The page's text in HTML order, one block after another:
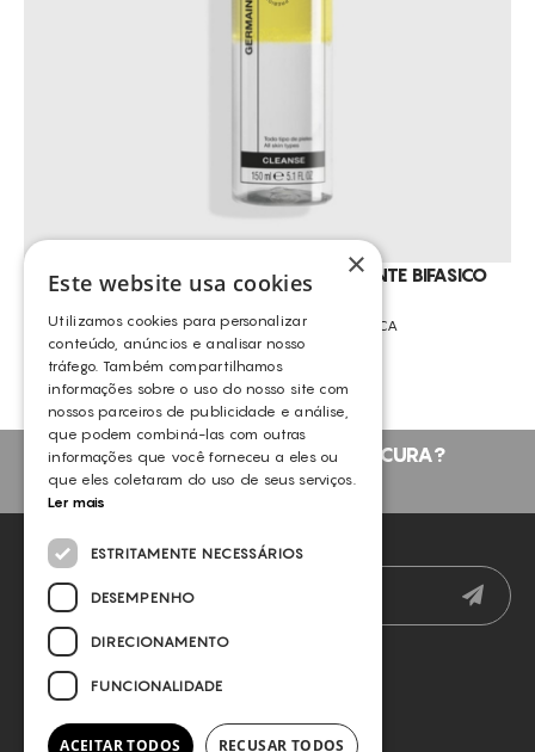
GDC – EXP CLEASING DESMAQUILHANTE BIFASICO
GERMAINE DE CAPUCCINI | COSMÉTICA
VER MAIS PRODUTOS
NÃO ENCONTROU O QUE PROCURA?
FALE CONNOSCO
NEWSLETTER
×
Este website usa cookies
Utilizamos cookies para personalizar
conteúdo, anúncios e analisar nosso
tráfego. Também compartilhamos
informações sobre o uso do nosso site com
nossos parceiros de publicidade e análise,
que podem combiná-las com outras
informações que você forneceu a eles ou
que eles coletaram do uso de seus serviços.
Ler mais
ESTRITAMENTE NECESSÁRIOS
DESEMPENHO
DIRECIONAMENTO
FUNCIONALIDADE
ACEITAR TODOS RECUSAR TODOS